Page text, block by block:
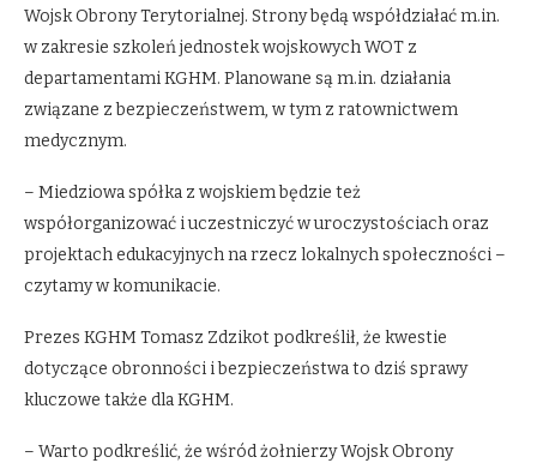
Wojsk Obrony Terytorialnej. Strony będą współdziałać m.in.
w zakresie szkoleń jednostek wojskowych WOT z
departamentami KGHM. Planowane są m.in. działania
związane z bezpieczeństwem, w tym z ratownictwem
medycznym.
– Miedziowa spółka z wojskiem będzie też
współorganizować i uczestniczyć w uroczystościach oraz
projektach edukacyjnych na rzecz lokalnych społeczności –
czytamy w komunikacie.
Prezes KGHM Tomasz Zdzikot podkreślił, że kwestie
dotyczące obronności i bezpieczeństwa to dziś sprawy
kluczowe także dla KGHM.
– Warto podkreślić, że wśród żołnierzy Wojsk Obrony